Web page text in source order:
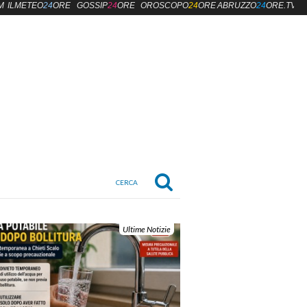
Ultime Notizie
ILMETEO24ORE GOSSIP24ORE OROSCOPO24OREABRUZZO24ORE.TV